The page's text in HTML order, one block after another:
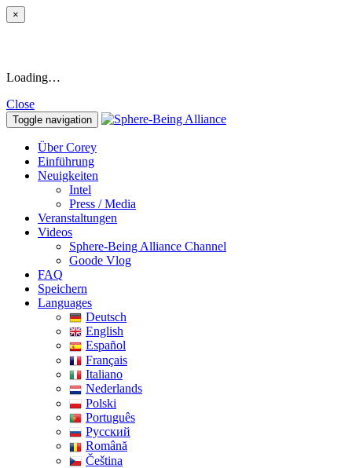
×
Loading…
Close
Toggle navigation
Über Corey
Einführung
Neuigkeiten
Intel
Press / Media
Veranstaltungen
Videos
Sphere-Being Alliance Channel
Goode Vlog
FAQ
Speichern
Languages
Deutsch
English
Español
Français
Italiano
Nederlands
Polski
Português
Pусский
Română
Čeština